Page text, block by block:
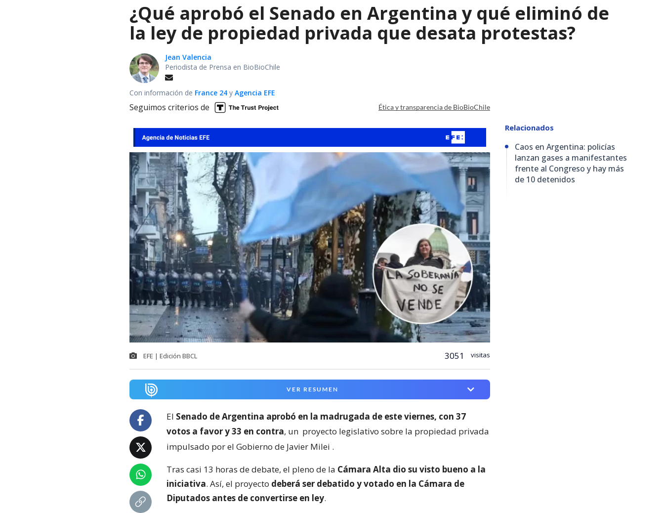
¿Qué aprobó el Senado en Argentina y qué eliminó de
la ley de propiedad privada que desata protestas?
Jean Valencia
Periodista de Prensa en BioBioChile
Con información de France 24 y Agencia EFE
Seguimos criterios de Ética y transparencia de BioBioChile
EFE | Edición BBCL 3051 visitas
VER RESUMEN
El Senado de Argentina aprobó en la madrugada de este viernes, con 37
votos a favor y 33 en contra, un proyecto legislativo sobre la propiedad privada
impulsado por el Gobierno de Javier Milei .
Tras casi 13 horas de debate, el pleno de la Cámara Alta dio su visto bueno a la
iniciativa. Así, el proyecto deberá ser debatido y votado en la Cámara de
Diputados antes de convertirse en ley.
Relacionados
Caos en Argentina: policías
lanzan gases a manifestantes
frente al Congreso y hay más
de 10 detenidos